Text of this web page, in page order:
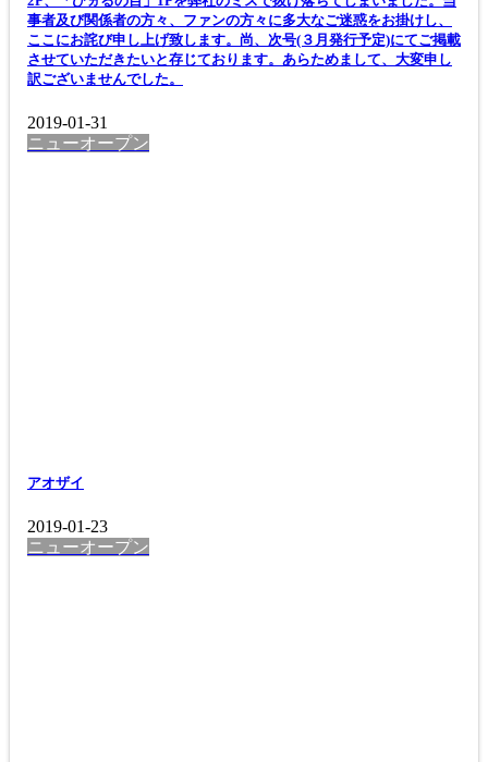
事者及び関係者の方々、ファンの方々に多大なご迷惑をお掛けし、
ここにお詫び申し上げ致します。尚、次号(３月発行予定)にてご掲載
させていただきたいと存じております。あらためまして、大変申し
訳ございませんでした。
2019-01-31
ニューオープン
アオザイ
2019-01-23
ニューオープン